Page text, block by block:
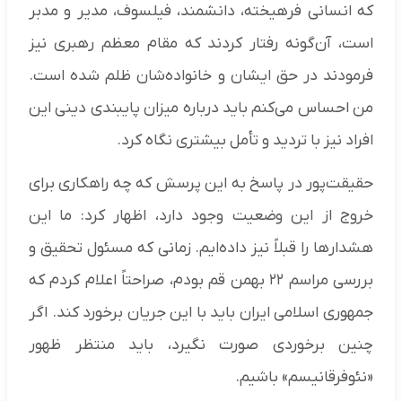
که انسانی فرهیخته، دانشمند، فیلسوف، مدیر و مدبر
است، آن‌گونه رفتار کردند که مقام معظم رهبری نیز
فرمودند در حق ایشان و خانواده‌شان ظلم شده است.
من احساس می‌کنم باید درباره میزان پایبندی دینی این
افراد نیز با تردید و تأمل بیشتری نگاه کرد.
حقیقت‌پور در پاسخ به این پرسش که چه راهکاری برای
خروج از این وضعیت وجود دارد، اظهار کرد: ما این
هشدارها را قبلاً نیز داده‌ایم. زمانی که مسئول تحقیق و
بررسی مراسم ۲۲ بهمن قم بودم، صراحتاً اعلام کردم که
جمهوری اسلامی ایران باید با این جریان برخورد کند. اگر
چنین برخوردی صورت نگیرد، باید منتظر ظهور
«نئوفرقانیسم» باشیم.